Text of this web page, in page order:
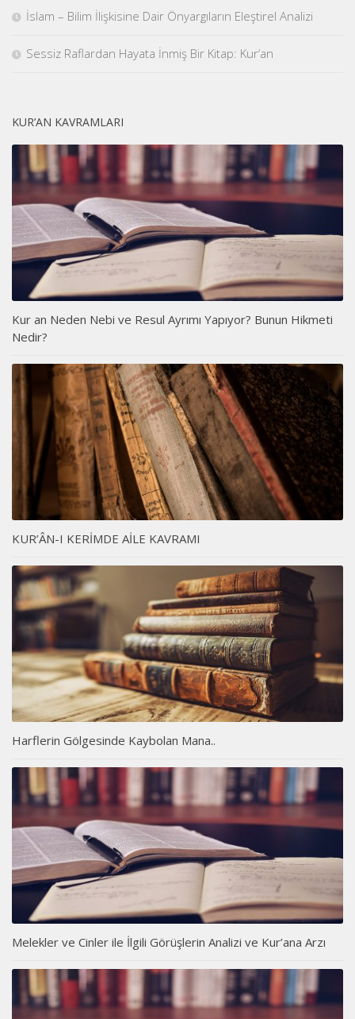
İslam – Bilim İlişkisine Dair Önyargıların Eleştirel Analizi
Sessiz Raflardan Hayata İnmiş Bir Kitap: Kur’an
KUR’AN KAVRAMLARI
Kur an Neden Nebi ve Resul Ayrımı Yapıyor? Bunun Hikmeti
Nedir?
KUR’ÂN-I KERİMDE AİLE KAVRAMI
Harflerin Gölgesinde Kaybolan Mana..
Melekler ve Cinler ile İlgili Görüşlerin Analizi ve Kur’ana Arzı